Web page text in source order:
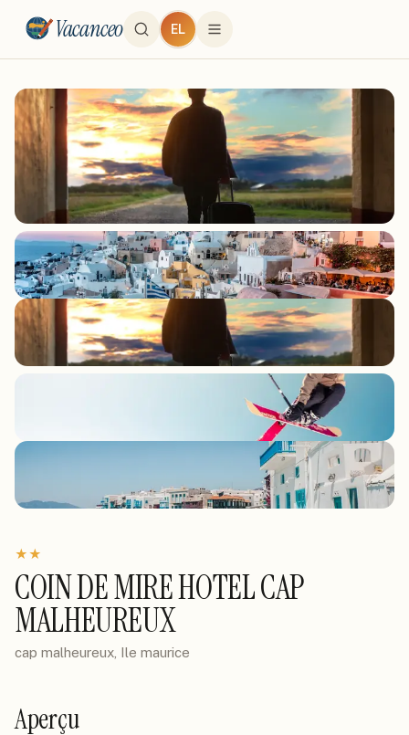
Vacanceo EL
★★
COIN DE MIRE HOTEL CAP
MALHEUREUX
cap malheureux, Ile maurice
Aperçu